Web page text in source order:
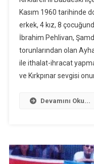
Kasım 1960 tarihinde
erkek, 4 kız, 8
İbrahim Pehlivan,
torunlarından olan
ile ithalat-ihracat
ve Kırkpınar sevgisi
Devamını Oku...